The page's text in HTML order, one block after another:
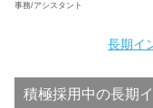
事務/アシスタント
長期イ
積極採用中の長期